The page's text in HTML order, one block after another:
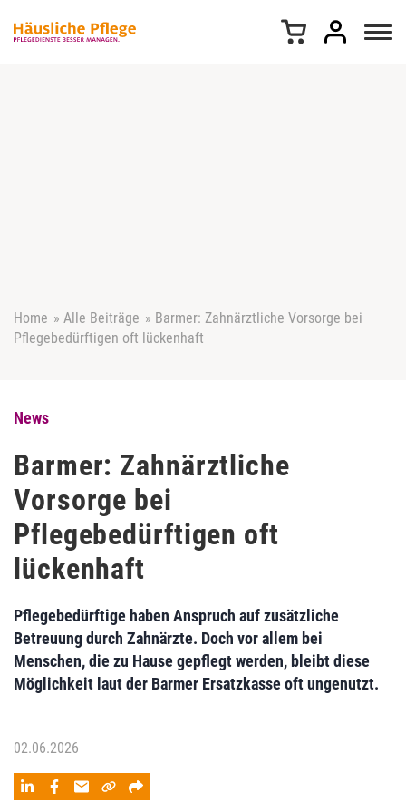
Home » Alle Beiträge » Barmer: Zahnärztliche Vorsorge bei
Pflegebedürftigen oft lückenhaft
News
Barmer: Zahnärztliche
Vorsorge bei
Pflegebedürftigen oft
lückenhaft
Pflegebedürftige haben Anspruch auf zusätzliche
Betreuung durch Zahnärzte. Doch vor allem bei
Menschen, die zu Hause gepflegt werden, bleibt diese
Möglichkeit laut der Barmer Ersatzkasse oft ungenutzt.
02.06.2026